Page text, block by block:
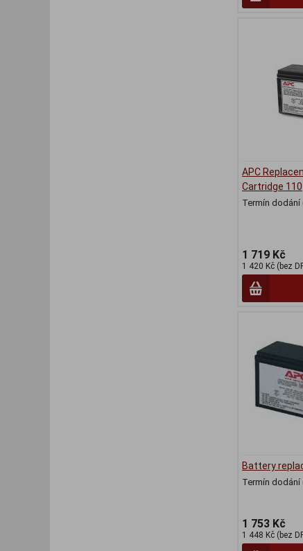
APC
Cartridge 110
Termín dodání
1 719 Kč
1 420 Kč (bez
Battery
Termín dodání
1 753 Kč
1 448 Kč (bez